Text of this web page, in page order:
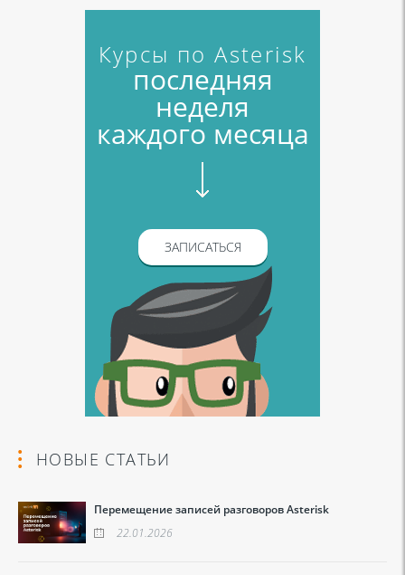
Курсы по Asterisk
последняя
неделя
каждого месяца
ЗАПИСАТЬСЯ
НОВЫЕ СТАТЬИ
Перемещение записей разговоров Asterisk
22.01.2026